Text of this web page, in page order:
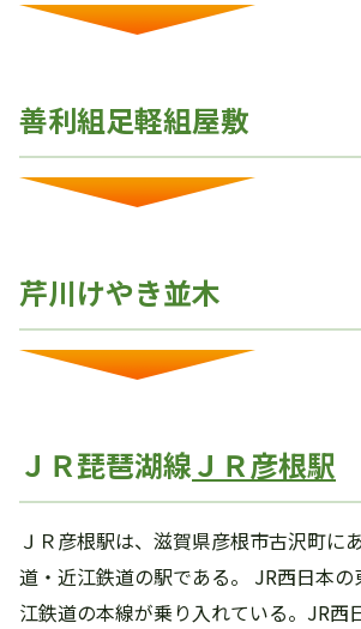
善利組足軽組屋敷
芹川けやき並木
ＪＲ琵琶湖線ＪＲ彦根駅
ＪＲ彦根駅は、滋賀県彦根市古沢町に
道・近江鉄道の駅である。 JR西日本の
江鉄道の本線が乗り入れている。JR西